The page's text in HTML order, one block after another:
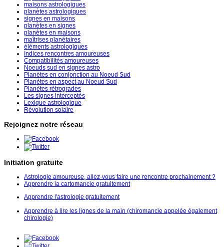
maisons astrologiques
planètes astrologiques
signes en maisons
planètes en signes
planètes en maisons
maîtrises planétaires
éléments astrologiques
Indices rencontres amoureuses
Compatibilités amoureuses
Noeuds sud en signes astro
Planètes en conjonction au Noeud Sud
Planètes en aspect au Noeud Sud
Planètes rétrogrades
Les signes interceptés
Lexique astrologique
Révolution solaire
Rejoignez notre réseau
Initiation gratuite
Astrologie amoureuse, allez-vous faire une rencontre prochainement ?
Apprendre la cartomancie gratuitement
Apprendre l'astrologie gratuitement
Apprendre à lire les lignes de la main (chiromancie appelée également
chirologie)